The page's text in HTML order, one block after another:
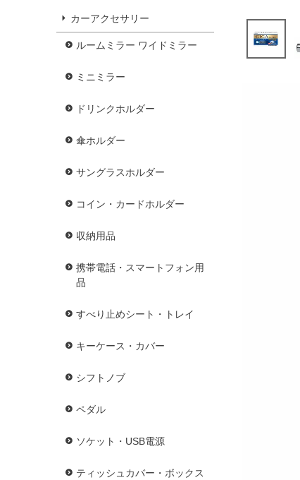
カーアクセサリー
ルームミラー ワイドミラー
ミニミラー
ドリンクホルダー
傘ホルダー
サングラスホルダー
コイン・カードホルダー
収納用品
携帯電話・スマートフォン用
品
すべり止めシート・トレイ
キーケース・カバー
シフトノブ
ペダル
ソケット・USB電源
ティッシュカバー・ボックス